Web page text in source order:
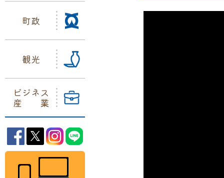
町政
観光
ビジネス
産業
益子町Facebook
益子町Twitter
益子町Instagram